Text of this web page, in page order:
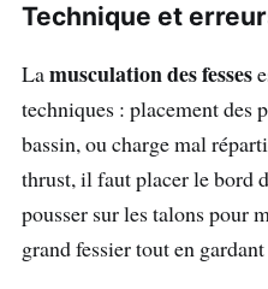
Technique et
Lamusculation des fesses
techniques : placement des
bassin, ou charge mal
thrust, il faut placer le bord
pousser sur les talons pour
grand fessier tout en